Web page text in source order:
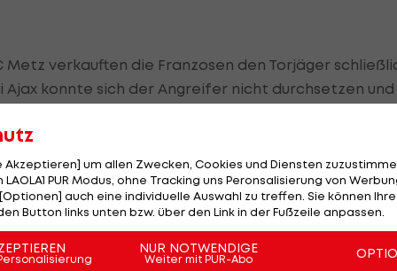
Metz verkauften die Franzosen den Torjäger
Ajax konnte sich der Angreifer nicht durchsetzen und
Wintertransferperiode zurück nach Metz verliehen.
zwölf Tore in 20 Spielen, doch auch er konnte
Schlussendlich einigten sich Ajax und Metz auf
13 Millionen Euro, ehe sich nun endgültig
seine tolle Form aus dem Frühjahr und
Akzeptieren] um allen Zwecken, Cookies und Diensten
PUR Modus, ohne Tracking uns Peronsalisierung von
auch eine individuelle Auswahl zu treffen. Sie können
Button links unten bzw. über den Link in der Fußzeile anpassen.
NUR NOTWENDIGE
Weiter mit PUR-Abo